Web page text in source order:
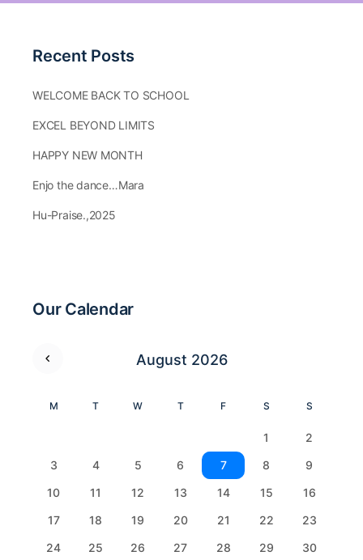
Recent Posts
WELCOME BACK TO SCHOOL
EXCEL BEYOND LIMITS
HAPPY NEW MONTH
Enjo the dance…Mara
Hu-Praise.,2025
Our Calendar
August 2026
M T W T F S S
1
2
3
4 5 6 7 8
9
10
11 12 13 14 15
16
17
18 19 20 21 22
23
24
25 26 27 28 29
30